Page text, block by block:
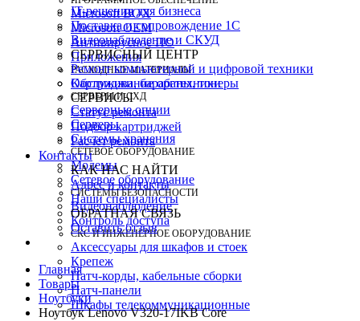
Microsoft BOX
Microsoft OEM
Антивирусное ПО
Приложения
РАСХОДНЫЕ МАТЕРИАЛЫ
Картриджи, барабаны, тонеры
СЕРВЕРЫ И СХД
Серверные опции
Серверы
Системы хранения
СЕТЕВОЕ ОБОРУДОВАНИЕ
Модемы
Сетевое оборудование
СИСТЕМЫ БЕЗОПАСНОСТИ
Видеонаблюдение
Контроль доступа
СКС И ИНЖЕНЕРНОЕ ОБОРУДОВАНИЕ
Аксессуары для шкафов и стоек
Крепеж
Патч-корды, кабельные сборки
Патч-панели
Шкафы телекоммуникационные
IT-решения для бизнеса
Поставка и сопровождение 1C
Видеонаблюдение и СКУД
СЕРВИСНЫЙ ЦЕНТР
Ремонт компьютерной и цифровой техники
Обслуживание оргтехники
СЕРВИСЫ
Статус ремонта
Подбор картриджей
Расчет ремонта
Контакты
КАК НАС НАЙТИ
Адрес и контакты
Наши специалисты
ОБРАТНАЯ СВЯЗЬ
Оставить отзыв
Главная
Товары
Ноутбуки
Ноутбук Lenovo V320-17IKB Core